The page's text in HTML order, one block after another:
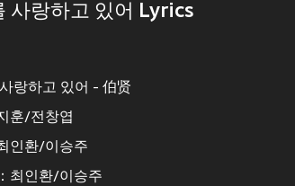
사랑하고 있어 Lyrics
랑하고 있어 - 伯贤
훈/전창엽
인환/이승주
최인환/이승주